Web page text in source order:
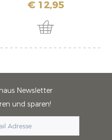
€ 12,95
Newsletter
und sparen!